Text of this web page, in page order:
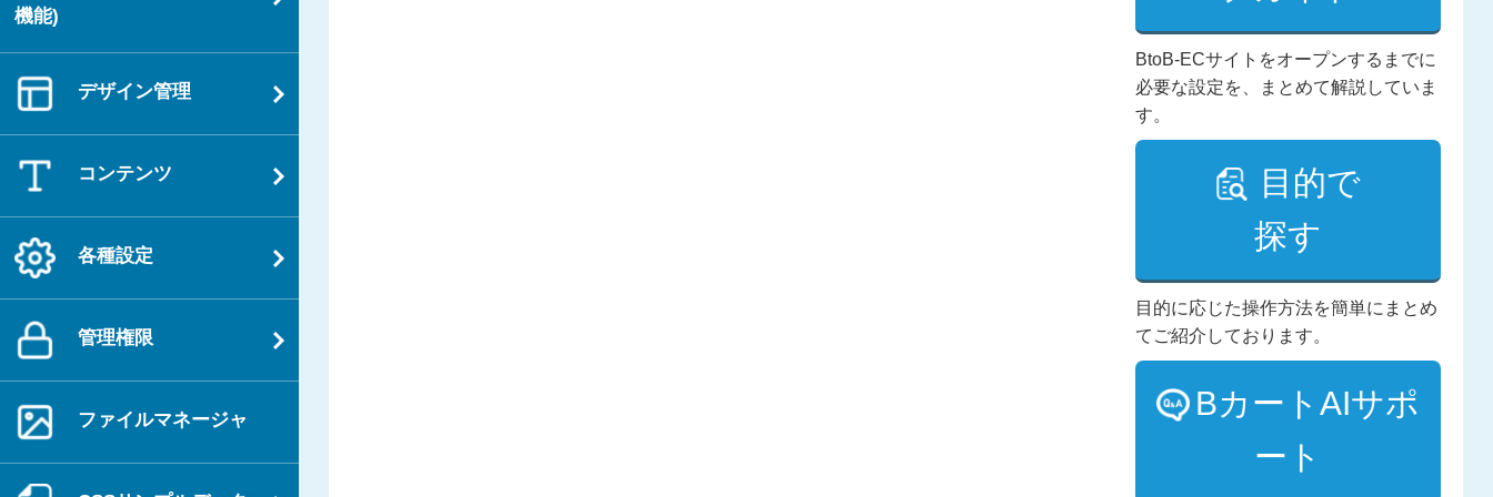
機能)
デザイン管理
コンテンツ
各種設定
管理権限
ファイルマネージャ
BtoB-ECサイトをオープンするまでに
必要な設定を、まとめて解説していま
す。
目的で
探す
目的に応じた操作方法を簡単にまとめ
てご紹介しております。
BカートAIサポ
ート